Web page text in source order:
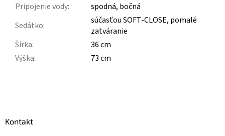
Pripojenie vody:
spodná, bočná
Sedátko:
súčasťou SOFT-CLOSE, pomalé
zatváranie
Šírka:
36 cm
Výška: 73 cm
Kontakt